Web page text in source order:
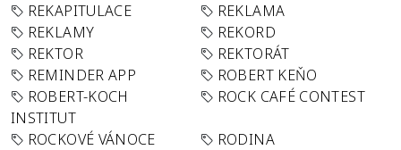
REKAPITULACE
REKLAMA
REKLAMY
REKORD
REKTOR
REKTORÁT
REMINDER APP
ROBERT KEŇO
ROBERT-KOCH
INSTITUT
ROCK CAFÉ CONTEST
ROCKOVÉ VÁNOCE
RODINA